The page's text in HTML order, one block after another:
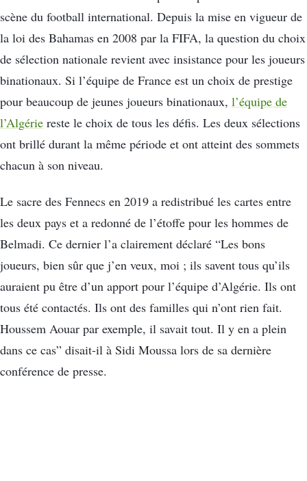
scène du football international. Depuis la mise en vigueur de
la loi des Bahamas en 2008 par la FIFA, la question du choix
de sélection nationale revient avec insistance pour les joueurs
binationaux. Si l’équipe de France est un choix de prestige
pour beaucoup de jeunes joueurs binationaux, l’équipe de
l’Algérie reste le choix de tous les défis. Les deux sélections
ont brillé durant la même période et ont atteint des sommets
chacun à son niveau.
Le sacre des Fennecs en 2019 a redistribué les cartes entre
les deux pays et a redonné de l’étoffe pour les hommes de
Belmadi. Ce dernier l’a clairement déclaré “Les bons
joueurs, bien sûr que j’en veux, moi ; ils savent tous qu’ils
auraient pu être d’un apport pour l’équipe d’Algérie. Ils ont
tous été contactés. Ils ont des familles qui n’ont rien fait.
Houssem Aouar par exemple, il savait tout. Il y en a plein
dans ce cas” disait-il à Sidi Moussa lors de sa dernière
conférence de presse.